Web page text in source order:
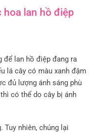
lan hồ điệp
để lan hồ điệp đang ra
lá cây có màu xanh đậm
đủ lượng ánh sáng phù
có thể do cây bị ánh
Tuy nhiên, chúng lại